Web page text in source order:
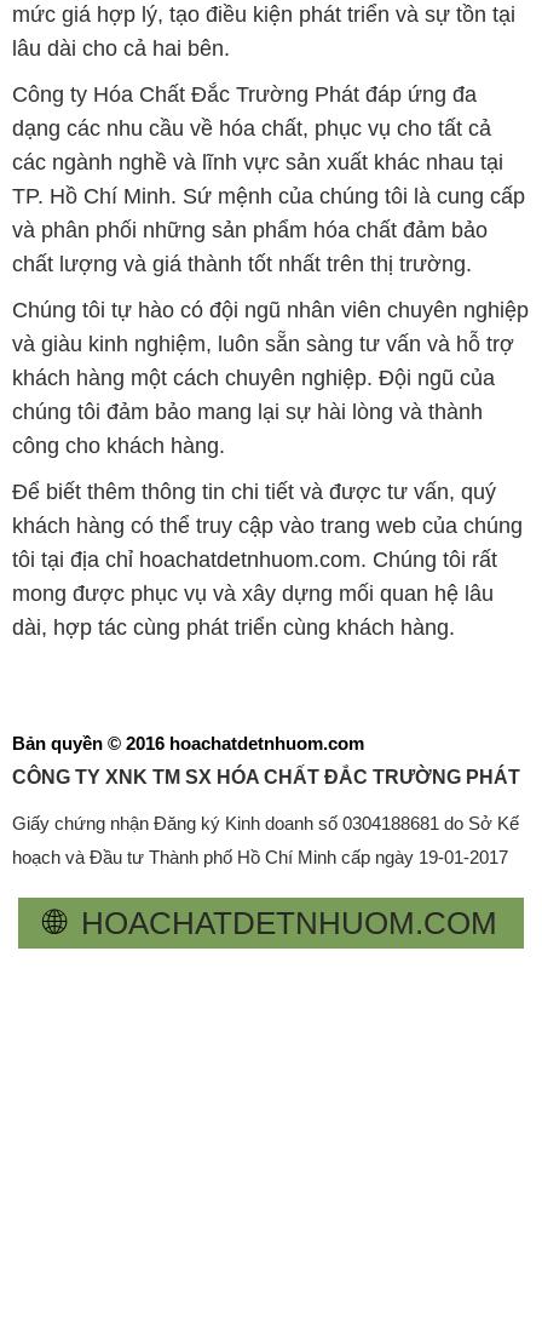
mức giá hợp lý, tạo điều kiện phát triển và sự tồn tại
lâu dài cho cả hai bên.
Công ty Hóa Chất Đắc Trường Phát đáp ứng đa
dạng các nhu cầu về hóa chất, phục vụ cho tất cả
các ngành nghề và lĩnh vực sản xuất khác nhau tại
TP. Hồ Chí Minh. Sứ mệnh của chúng tôi là cung cấp
và phân phối những sản phẩm hóa chất đảm bảo
chất lượng và giá thành tốt nhất trên thị trường.
Chúng tôi tự hào có đội ngũ nhân viên chuyên nghiệp
và giàu kinh nghiệm, luôn sẵn sàng tư vấn và hỗ trợ
khách hàng một cách chuyên nghiệp. Đội ngũ của
chúng tôi đảm bảo mang lại sự hài lòng và thành
công cho khách hàng.
Để biết thêm thông tin chi tiết và được tư vấn, quý
khách hàng có thể truy cập vào trang web của chúng
tôi tại địa chỉ hoachatdetnhuom.com. Chúng tôi rất
mong được phục vụ và xây dựng mối quan hệ lâu
dài, hợp tác cùng phát triển cùng khách hàng.
Bản quyền © 2016 hoachatdetnhuom.com
CÔNG TY XNK TM SX HÓA CHẤT ĐẮC TRƯỜNG PHÁT
Giấy chứng nhận Đăng ký Kinh doanh số 0304188681 do Sở Kế
hoạch và Đầu tư Thành phố Hồ Chí Minh cấp ngày 19-01-2017
🌐 HOACHATDETNHUOM.COM